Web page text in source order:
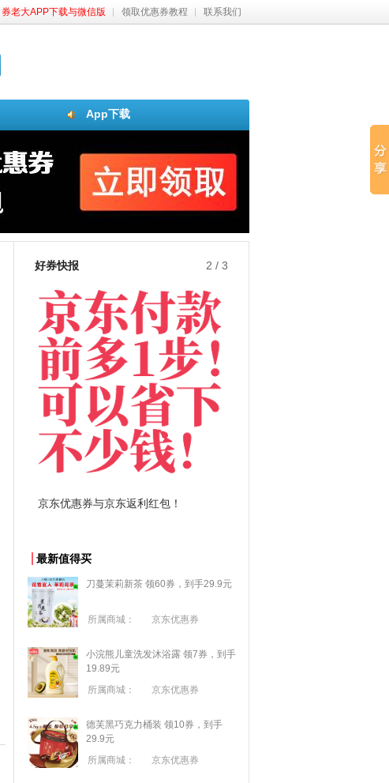
券老大APP下载与微信版 领取优惠券教程 联系我们
App下载
好券快报 2 / 3
京东优惠券与京东返利红包！
最新值得买
刀蔓茉莉新茶 领60券，到手29.9元
所属商城： 京东优惠券
小浣熊儿童洗发沐浴露 领7券，到手
19.89元
所属商城：
京东优惠券
德芙黑巧克力桶装 领10券，到手
29.9元
所属商城：
京东优惠券